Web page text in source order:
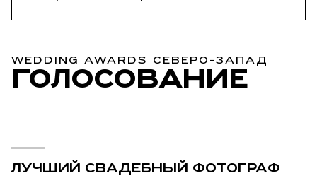
WEDDING AWARDS СЕВЕРО-ЗАПАД
ГОЛОСОВА­НИЕ
ЛУЧШИЙ СВАДЕБНЫЙ ФОТОГРАФ